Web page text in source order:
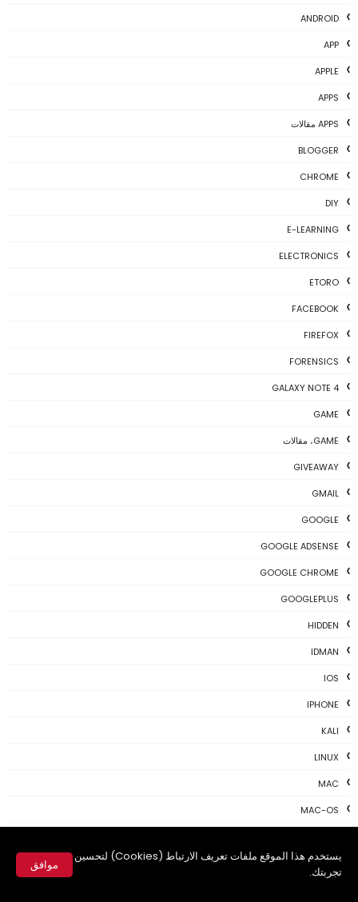
يستخدم هذا الموقع ملفات تعريف الارتباط (Cookies) لتحسين
تجربتك.
موافق
ANDROID
APP
APPLE
APPS
APPS مقالات
BLOGGER
CHROME
DIY
E-LEARNING
ELECTRONICS
ETORO
FACEBOOK
FIREFOX
FORENSICS
GALAXY NOTE 4
GAME
GAME، مقالات
GIVEAWAY
GMAIL
GOOGLE
GOOGLE ADSENSE
GOOGLE CHROME
GOOGLEPLUS
HIDDEN
IDMAN
IOS
IPHONE
KALI
LINUX
MAC
MAC-OS
MICROSOFT